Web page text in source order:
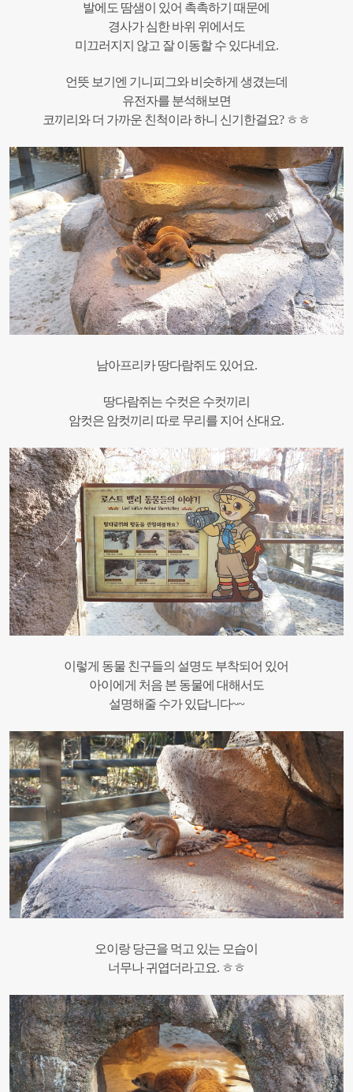
발에도 땀샘이 있어 촉촉하기 때문에
경사가 심한 바위 위에서도
미끄러지지 않고 잘 이동할 수 있다네요.
언뜻 보기엔 기니피그와 비슷하게 생겼는데
유전자를 분석해보면
코끼리와 더 가까운 친척이라 하니 신기한걸요? ㅎㅎ
남아프리카 땅다람쥐도 있어요.
땅다람쥐는 수컷은 수컷끼리
암컷은 암컷끼리 따로 무리를 지어 산대요.
이렇게 동물 친구들의 설명도 부착되어 있어
아이에게 처음 본 동물에 대해서도
설명해줄 수가 있답니다~~
오이랑 당근을 먹고 있는 모습이
너무나 귀엽더라고요. ㅎㅎ